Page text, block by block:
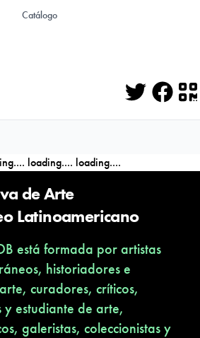
Catálogo
Twitter
loading.... loading....
de Arte
Latinoamericano
está formada por artistas
historiadores e
curadores, críticos,
y estudiante de arte,
galeristas, coleccionistas y